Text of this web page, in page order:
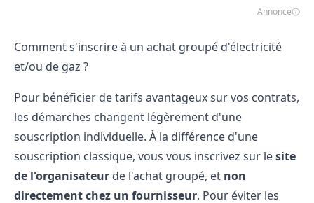
Annonce
Comment s'inscrire à un achat groupé d'électricité
et/ou de gaz ?
Pour bénéficier de tarifs avantageux sur vos contrats,
les démarches changent légèrement d'une
souscription individuelle. À la différence d'une
souscription classique, vous vous inscrivez sur lesite
de l'organisateur de l'achat groupé, et non
directement chez un fournisseur. Pour éviter les